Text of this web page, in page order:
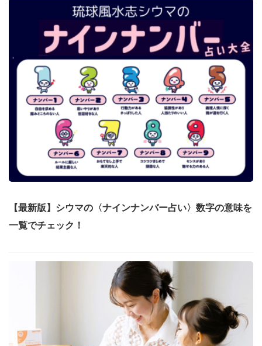
【最新版】シウマの〈ナインナンバー占い〉数字の意味を
一覧でチェック！